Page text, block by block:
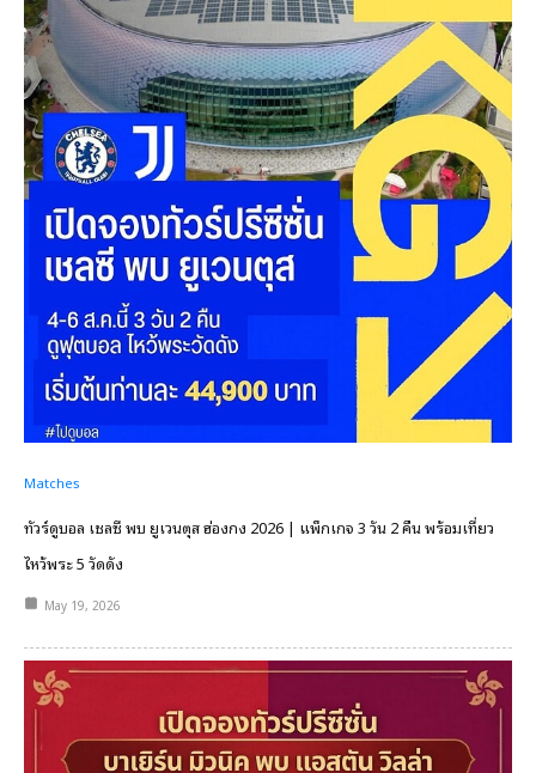
Matches
ทัวร์ดูบอล เชลซี พบ ยูเวนตุส ฮ่องกง 2026 | แพ็กเกจ 3 วัน 2 คืน พร้อมเที่ยว
ไหว้พระ 5 วัดดัง
May 19, 2026